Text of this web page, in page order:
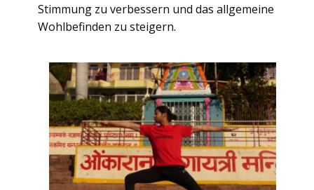
Stimmung zu verbessern und das allgemeine
Wohlbefinden zu steigern.